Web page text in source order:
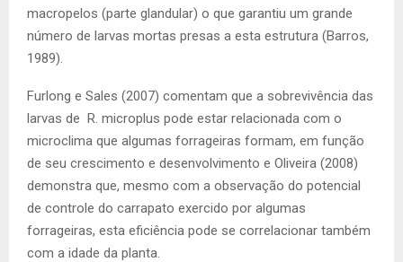
macropelos (parte glandular) o que garantiu um grande
número de larvas mortas presas a esta estrutura (Barros,
1989).
Furlong e Sales (2007) comentam que a sobrevivência das
larvas de R. microplus pode estar relacionada com o
microclima que algumas forrageiras formam, em função
de seu crescimento e desenvolvimento e Oliveira (2008)
demonstra que, mesmo com a observação do potencial
de controle do carrapato exercido por algumas
forrageiras, esta eficiência pode se correlacionar também
com a idade da planta.